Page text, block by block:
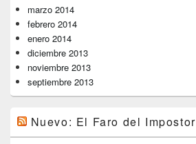
marzo 2014
febrero 2014
enero 2014
diciembre 2013
noviembre 2013
septiembre 2013
Nuevo: El Faro del Impostor